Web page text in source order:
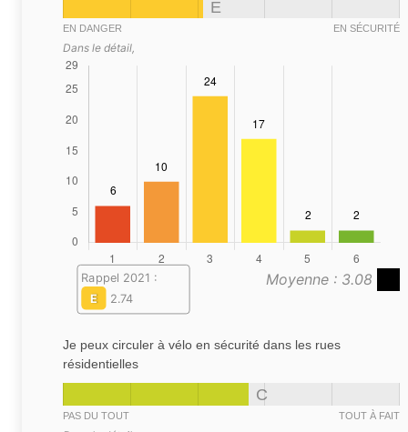
E
EN DANGER EN SÉCURITÉ
Dans le détail,
Moyenne : 3.08
Rappel 2021 :
E
2.74
Je peux circuler à vélo en sécurité dans les rues
résidentielles
C
PAS DU TOUT TOUT À FAIT